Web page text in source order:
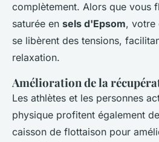
complètement. Alors que vous
saturée en sels d'Epsom, votre
se libèrent des tensions,
relaxation.
Amélioration de la
Les athlètes et les personnes
physique profitent également
caisson de flottaison pour